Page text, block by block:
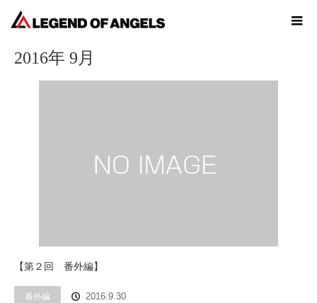
2016年 9月
2016年 9月
【第２回 番外編】
番外編 2016.9.30